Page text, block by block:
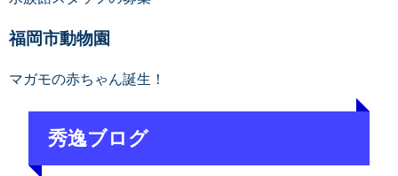
福岡市動物園
マガモの赤ちゃん誕生！
秀逸ブログ